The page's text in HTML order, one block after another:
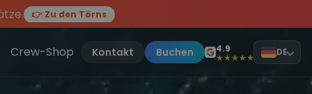
👉 Zu den Törns
Törn!
des Jahres, sei dabei.
Crew-Shop Kontakt Buchen 4.9
★★★★★ DE